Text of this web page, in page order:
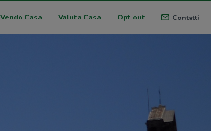
Vendo Casa Valuta Casa Opt out Contatti